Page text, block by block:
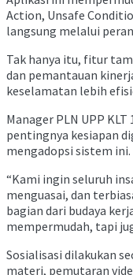
Action, Unsafe
langsung melalui
Tak hanya itu, fitur
dan pemantauan
keselamatan lebih
Manager PLN UPP
pentingnya kesiapan
mengadopsi sistem ini.
“Kami ingin seluruh
menguasai, dan
bagian dari budaya
mempermudah, tapi
Sosialisasi dilakukan
materi, pemutaran